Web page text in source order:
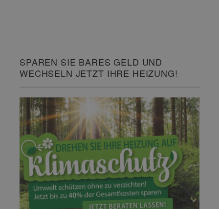
SPAREN SIE BARES GELD UND
WECHSELN JETZT IHRE HEIZUNG!